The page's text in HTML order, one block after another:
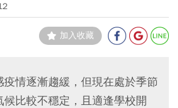
加入收藏
疫情逐漸趨緩，但現在處於季節
比較不穩定，且適逢學校開